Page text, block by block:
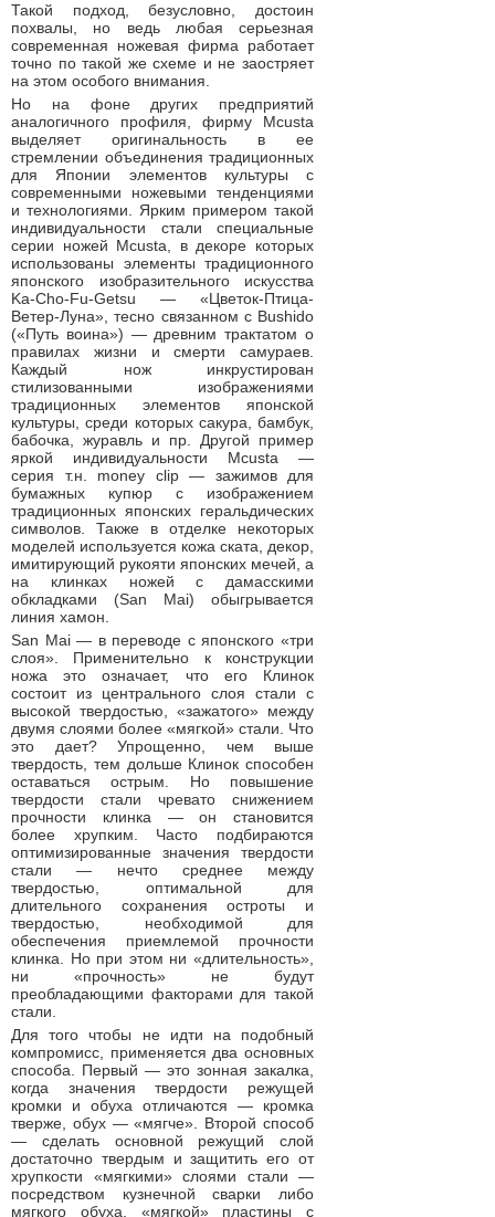
Такой подход, безусловно, достоин
похвалы, но ведь любая серьезная
современная ножевая фирма работает
точно по такой же схеме и не заостряет
на этом особого внимания.
Но на фоне других предприятий
аналогичного профиля, фирму Mcusta
выделяет оригинальность в ее
стремлении объединения традиционных
для Японии элементов культуры с
современными ножевыми тенденциями
и технологиями. Ярким примером такой
индивидуальности стали специальные
серии ножей Mcusta, в декоре которых
использованы элементы традиционного
японского изобразительного искусства
Ka-Cho-Fu-Getsu — «Цветок-Птица-
Ветер-Луна», тесно связанном с Bushido
(«Путь воина») — древним трактатом о
правилах жизни и смерти самураев.
Каждый нож инкрустирован
стилизованными изображениями
традиционных элементов японской
культуры, среди которых сакура, бамбук,
бабочка, журавль и пр. Другой пример
яркой индивидуальности Mcusta —
серия т.н. money clip — зажимов для
бумажных купюр с изображением
традиционных японских геральдических
символов. Также в отделке некоторых
моделей используется кожа ската, декор,
имитирующий рукояти японских мечей, а
на клинках ножей с дамасскими
обкладками (San Mai) обыгрывается
линия хамон.
San Mai — в переводе с японского «три
слоя». Применительно к конструкции
ножа это означает, что его Клинок
состоит из центрального слоя стали с
высокой твердостью, «зажатого» между
двумя слоями более «мягкой» стали. Что
это дает? Упрощенно, чем выше
твердость, тем дольше Клинок способен
оставаться острым. Но повышение
твердости стали чревато снижением
прочности клинка — он становится
более хрупким. Часто подбираются
оптимизированные значения твердости
стали — нечто среднее между
твердостью, оптимальной для
длительного сохранения остроты и
твердостью, необходимой для
обеспечения приемлемой прочности
клинка. Но при этом ни «длительность»,
ни «прочность» не будут
преобладающими факторами для такой
стали.
Для того чтобы не идти на подобный
компромисс, применяется два основных
способа. Первый — это зонная закалка,
когда значения твердости режущей
кромки и обуха отличаются — кромка
тверже, обух — «мягче». Второй способ
— сделать основной режущий слой
достаточно твердым и защитить его от
хрупкости «мягкими» слоями стали —
посредством кузнечной сварки либо
мягкого обуха, «мягкой» пластины с